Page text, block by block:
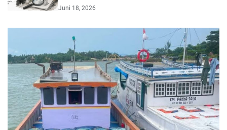
Juni 18, 2026